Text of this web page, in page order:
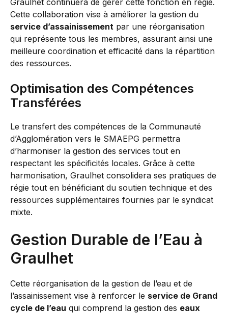
Graulhet continuera de gérer cette fonction en régie.
Cette collaboration vise à améliorer la gestion du
service d’assainissement par une réorganisation
qui représente tous les membres, assurant ainsi une
meilleure coordination et efficacité dans la répartition
des ressources.
Optimisation des Compétences
Transférées
Le transfert des compétences de la Communauté
d’Agglomération vers le SMAEPG permettra
d’harmoniser la gestion des services tout en
respectant les spécificités locales. Grâce à cette
harmonisation, Graulhet consolidera ses pratiques de
régie tout en bénéficiant du soutien technique et des
ressources supplémentaires fournies par le syndicat
mixte.
Gestion Durable de l’Eau à
Graulhet
Cette réorganisation de la gestion de l’eau et de
l’assainissement vise à renforcer le service de Grand
cycle de l’eau qui comprend la gestion des eaux